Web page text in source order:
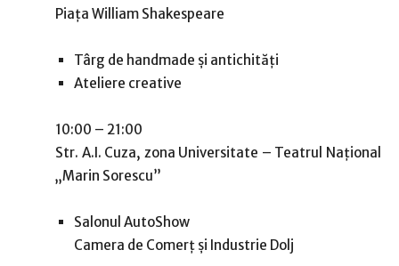
Piața William Shakespeare
Târg de handmade și antichități
Ateliere creative
10:00 – 21:00
Str. A.I. Cuza, zona Universitate – Teatrul Naţional
„Marin Sorescu”
Salonul AutoShow
Camera de Comerţ şi Industrie Dolj